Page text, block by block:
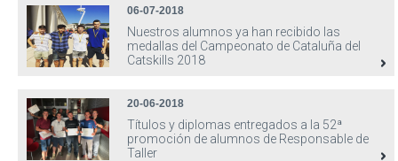
06-07-2018
Nuestros alumnos ya han recibido las
medallas del Campeonato de Cataluña del
Catskills 2018
20-06-2018
Títulos y diplomas entregados a la 52ª
promoción de alumnos de Responsable de
Taller